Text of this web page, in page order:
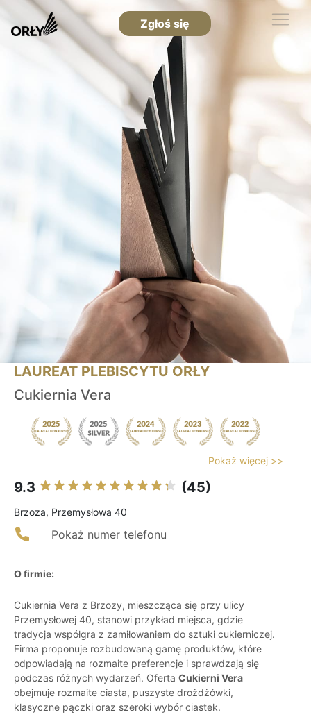
Zgłoś się
LAUREAT PLEBISCYTU ORŁY
Cukiernia Vera
Pokaż więcej >>
9.3 (45)
Brzoza, Przemysłowa 40
Pokaż numer telefonu
O firmie:
Cukiernia Vera z Brzozy, mieszcząca się przy ulicy
Przemysłowej 40, stanowi przykład miejsca, gdzie
tradycja współgra z zamiłowaniem do sztuki cukierniczej.
Firma proponuje rozbudowaną gamę produktów, które
odpowiadają na rozmaite preferencje i sprawdzają się
podczas różnych wydarzeń. Oferta Cukierni Vera
obejmuje rozmaite ciasta, puszyste drożdżówki,
klasyczne pączki oraz szeroki wybór ciastek.